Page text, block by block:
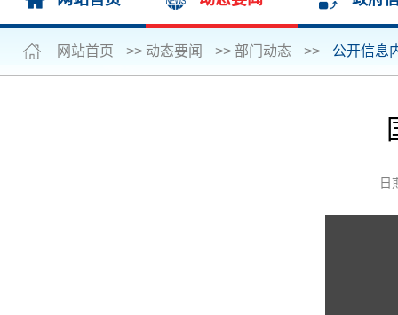
网站首页 >> 动态要闻 >> 部门动态 >> 公开信息
日